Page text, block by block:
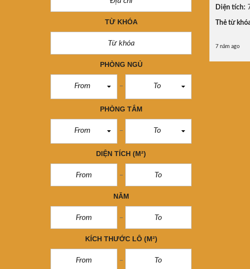
TỪ KHÓA
PHÒNG NGỦ
From To
PHÒNG TẮM
From To
DIỆN TÍCH (M²)
NĂM
KÍCH THƯỚC LÔ (M²)
Diện tích:
Thẻ từ
7 năm ago